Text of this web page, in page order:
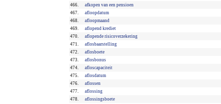
466.
afkopen van een pensioen
467.
afloopdatum
468.
afloopmaand
469.
aflopend krediet
470.
aflopende risicoverzekering
471.
aflosbaarstelling
472.
aflosboete
473.
aflosbonus
474.
afloscapaciteit
475.
aflosdatum
476.
aflossen
477.
aflossing
478.
aflossingsboete